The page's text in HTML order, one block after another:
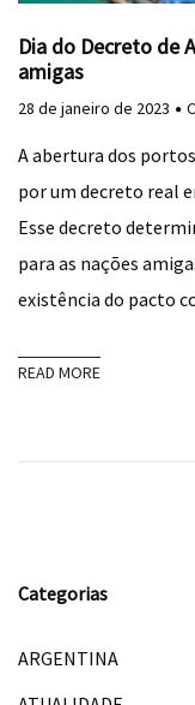
Dia do Decreto de
amigas
28 de janeiro de 2023
A abertura dos
por um decreto real
Esse decreto
para as nações
existência do pacto
READ MORE
Categorias
ARGENTINA